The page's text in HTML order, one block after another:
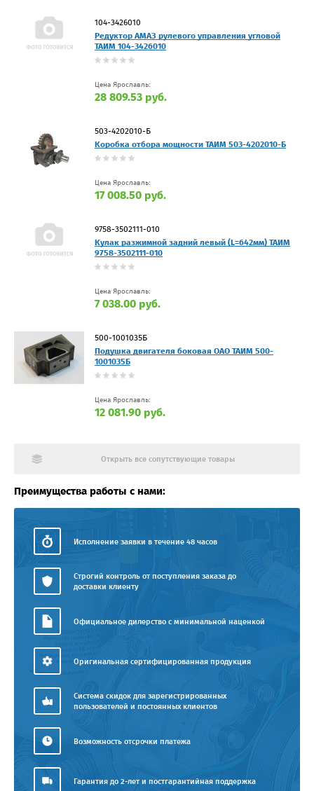
104-3426010
Редуктор АМАЗ рулевого управления угловой
ТАИМ 104-3426010
Цена Ярославль:
28 809.53 руб.
503-4202010-Б
Коробка отбора мощности ТАИМ 503-4202010-Б
Цена Ярославль:
17 008.50 руб.
9758-3502111-010
Кулак разжимной задний левый (L=642мм) ТАИМ
9758-3502111-010
Цена Ярославль:
7 038.00 руб.
500-1001035Б
Подушка двигателя боковая ОАО ТАИМ 500-
1001035Б
Цена Ярославль:
12 081.90 руб.
Открыть все сопутствующие товары
Преимущества работы с нами:
Исполнение заявки в течение 48 часов
Строгий контроль от поступления заказа до
доставки клиенту
Официальное дилерство с минимальной наценкой
Оригинальная сертифицированная продукция
Система скидок для зарегистрированных
пользователей и постоянных клиентов
Возможность отсрочки платежа
Гарантия до 2-лет и постгарантийная поддержка